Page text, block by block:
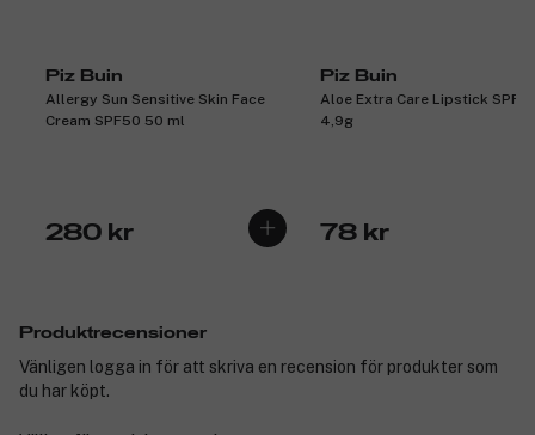
Piz Buin
Allergy Sun Sensitive Skin Face
Cream SPF50 50 ml
280 kr
Piz Buin
Aloe Extra Care Lipstick
4,9g
78 kr
Produktrecensioner
Vänligen logga in för att skriva en recension för produkter som
du har köpt.